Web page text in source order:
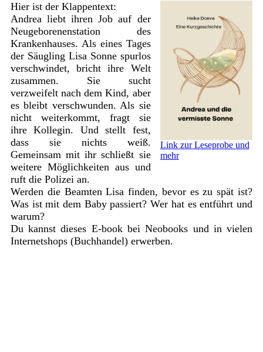
Link zur Leseprobe und
mehr
Hier ist der Klappentext:
Andrea liebt ihren Job auf der
Neugeborenenstation des
Krankenhauses. Als eines Tages
der Säugling Lisa Sonne spurlos
verschwindet, bricht ihre Welt
zusammen. Sie sucht
verzweifelt nach dem Kind, aber
es bleibt verschwunden. Als sie
nicht weiterkommt, fragt sie
ihre Kollegin. Und stellt fest,
dass sie nichts weiß.
Gemeinsam mit ihr schließt sie
weitere Möglichkeiten aus und
ruft die Polizei an.
Werden die Beamten Lisa finden, bevor es zu spät ist?
Was ist mit dem Baby passiert? Wer hat es entführt und
warum?
Du kannst dieses E-book bei Neobooks und in vielen
Internetshops (Buchhandel) erwerben.